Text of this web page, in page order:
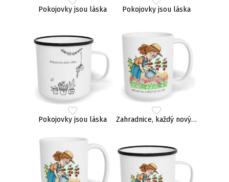
Pokojovky jsou láska Pokojovky jsou láska
Pokojovky jsou láska Zahradnice, každý nový den je příležitost pro zázrak